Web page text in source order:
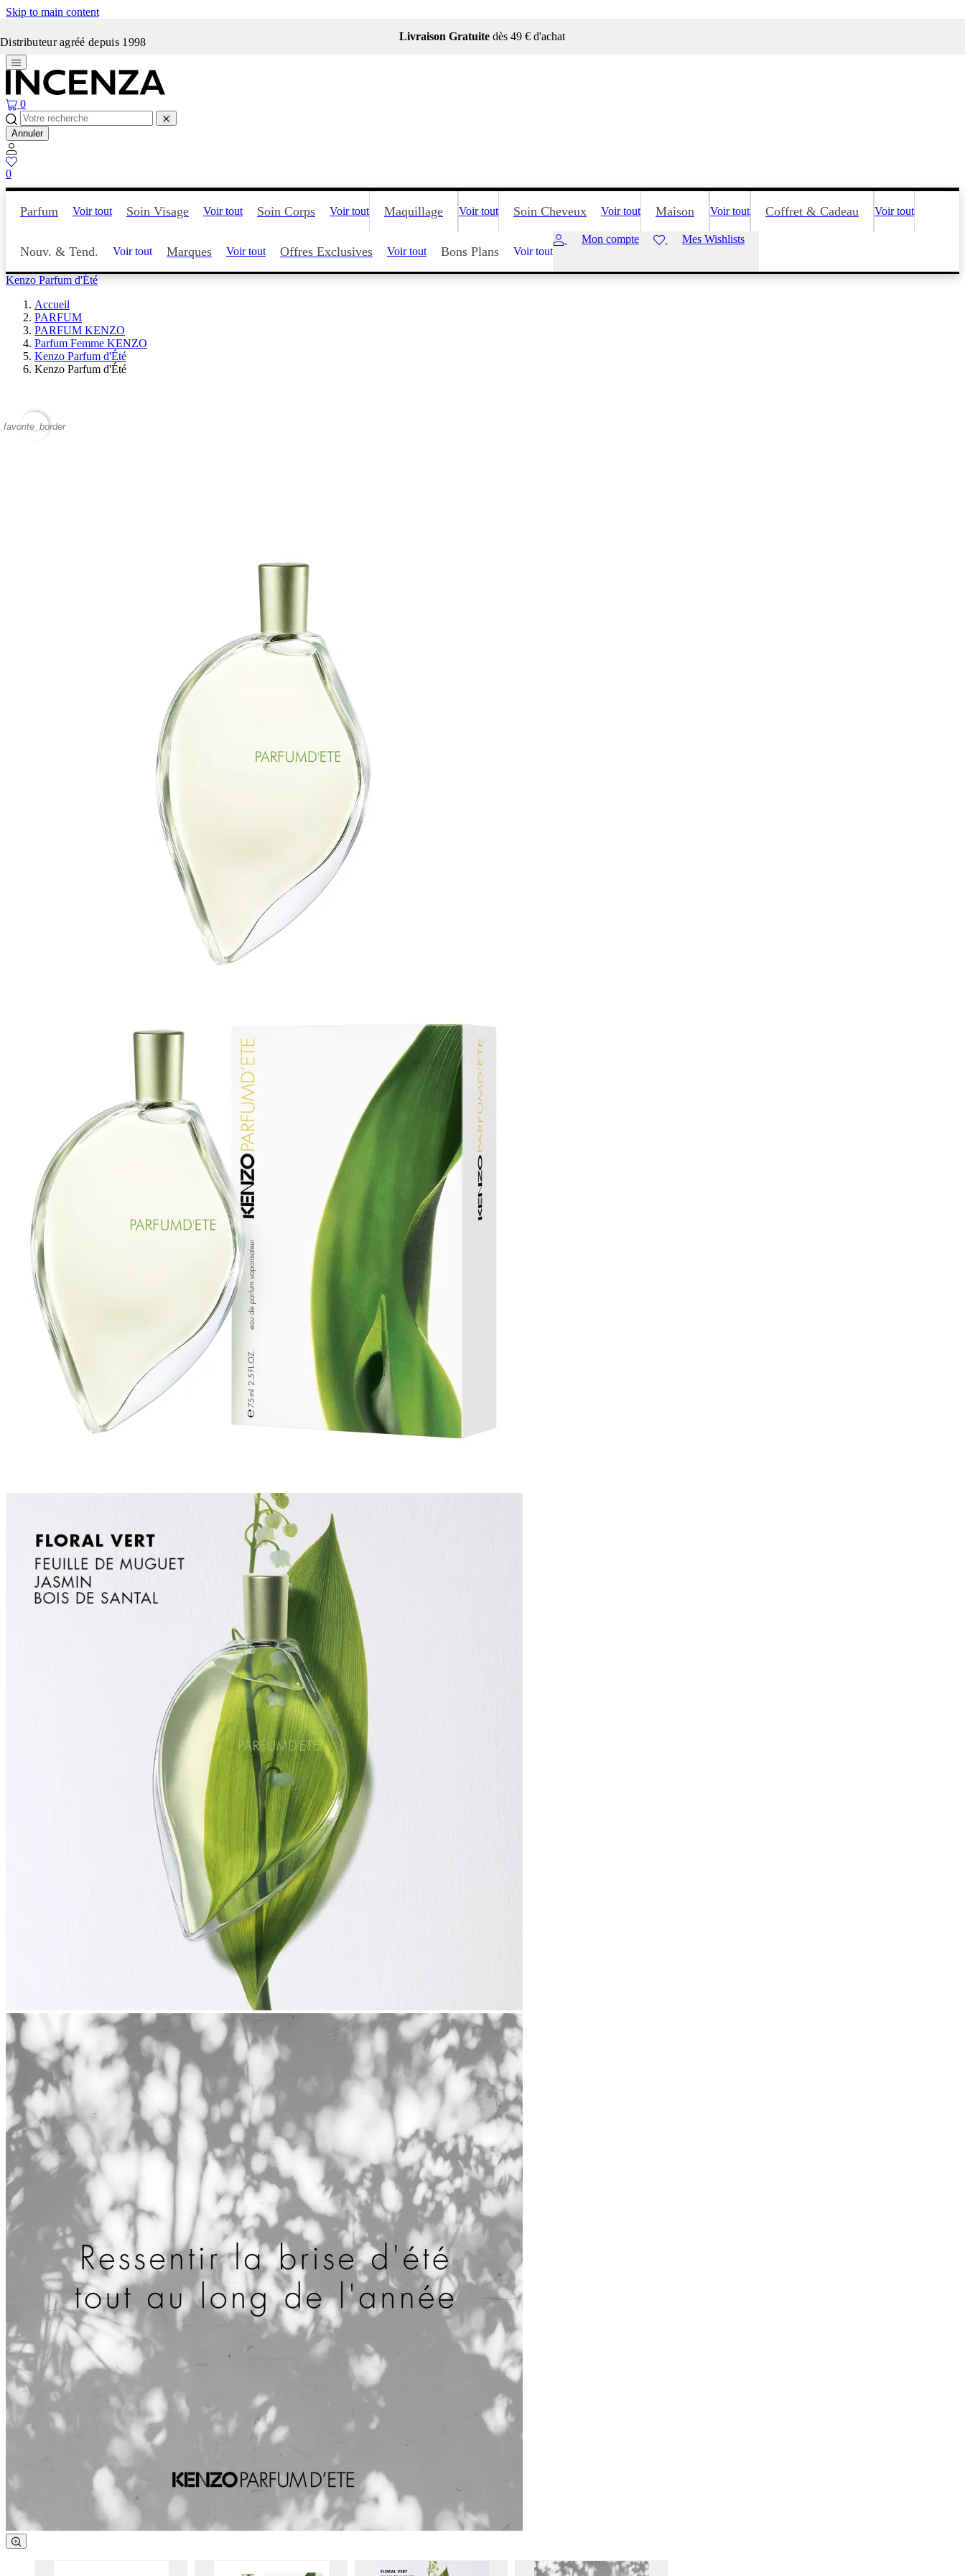
Skip to main content
Distributeur agréé depuis 1998Incenza fait peau neuve Livraison Gratuitedès 49 € d'achat
0
Annuler
0
Parfum Voir tout Soin Visage Voir tout Soin Corps Voir tout Maquillage Voir tout Soin Cheveux Voir tout Maison Voir tout Coffret & Cadeau Voir tout
Nouv. & Tend. Voir tout Marques Voir tout Offres Exclusives Voir tout Bons Plans Voir tout
Mon compte Mes Wishlists
Kenzo Parfum d'Été
Accueil
PARFUM
PARFUM KENZO
Parfum Femme KENZO
Kenzo Parfum d'Été
Kenzo Parfum d'Été
favorite_border